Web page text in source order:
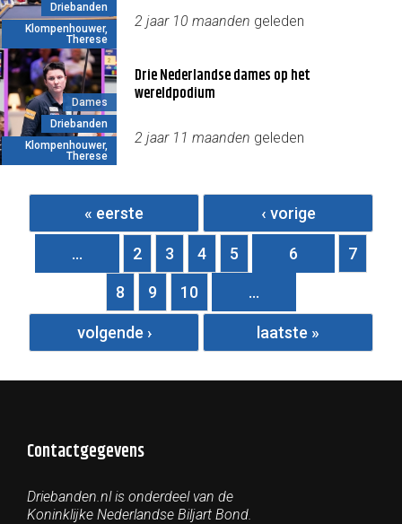
Driebanden
Klompenhouwer,
Therese
2 jaar 10 maanden geleden
Dames
Driebanden
Klompenhouwer,
Therese
Drie Nederlandse dames op het
wereldpodium
2 jaar 11 maanden geleden
Pagina's
« eerste ‹ vorige
… 2 3 4 5 6 7
8 9 10 …
volgende › laatste »
Contactgegevens
Driebanden.nl is onderdeel van de
Koninklijke Nederlandse Biljart Bond.